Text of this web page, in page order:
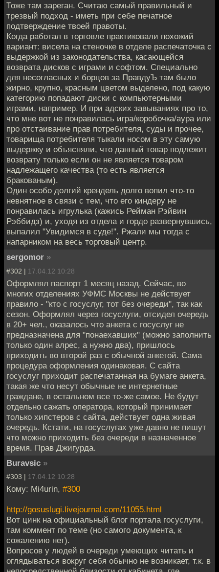
Тоже там зареган. Считаю самый правильный и
трезвый подход - иметь при себе печатное
подтверждение твоей правоты.
Когда работал в торговле практиковали похожий
вариант: висела на стеночке в отделе распечаточка с
выдержкой из законодательства, касающейся
возврата дисков с играми и софтом. Специально
для несогласных и борцов за ПравдуЪ там было
жирно, крупно, красным цветом выделено, под какую
категорию попадают диски с компьютерными
играми, например. И при адских завываниях про то,
что мне вот не понравилась игра/коробочка/аура или
про отстаивание прав потребителя, суды и прочее,
товарища потребителя тыкали носом в эту самую
выдержку и объясняли, что данный товар подлежит
возврату только если он не является товаром
надлежащего качества (то есть является
бракованым).
Один особо долгий крендель долго вопил что-то
невнятное в связи с тем, что его киндеру не
понравилась игрулька (кажись Рейман Рэйвин
Рэббидз) и, уходя из отдела и гордо развернувшись,
выпалил "Увидимся в суде!". Ржали мы тогда с
напарником на весь торговый центр.
sergomor »
#302 | 17.04.12 10:28
Оформлял паспорт 1 месяц назад. Сейчас, во
многих отделениях УФМС Москвы не действует
правило - "кто с госуслуг, тот без очереди", так как
сезон. Оформлял через госуслуги, отсидел очередь
в 20+ чел., оказалось что анкета с госуслуг не
предназначена для "понаехавших" (можно заполнить
только один алрес, а нужно два), пришлось
приходить во второй раз с обычной анкетой. Сама
процедура оформления одинаковая. С сайта
госуслуг приходит распечатанная на бумаге анкета,
такая же что несут обычные не интернетные
граждане, в остальном все то-же самое. Не будут
отдельно сажать оператора, который принимает
только хипстеров с сайта, действует одна живая
очередь. Кстати, на госуслугах уже давно не пишут
что можно приходить без очереди в назначенное
время. Прав Джигурда.
Buravsic »
#303 | 17.04.12 10:28
Кому: Mi4urin, #300
http://gosuslugi.livejournal.com/11055.html
Вот цинк на официальный блог портала госуслуги,
там коммент по теме (но самого документа, к
сожалению нет).
Вопросов у людей в очереди умеющих читать и
оглядываться вокруг себя обычно не возникает, т.к. в